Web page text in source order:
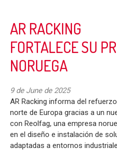
AR RACKING
FORTALECE SU
NORUEGA
9 de June de 2025
AR Racking informa del
norte de Europa gracias a un
con Reolfag, una empresa
en el diseño e instalación de
adaptadas a entornos